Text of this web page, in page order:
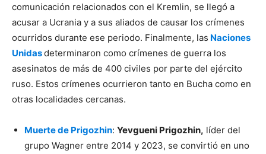
comunicación relacionados con el Kremlin, se llegó a
acusar a Ucrania y a sus aliados de causar los crímenes
ocurridos durante ese periodo. Finalmente, las Naciones
Unidasdeterminaron como crímenes de guerra los
asesinatos de más de 400 civiles por parte del ejército
ruso. Estos crímenes ocurrieron tanto en Bucha como en
otras localidades cercanas.
Muerte de Prigozhin: Yevgueni Prigozhin, líder del
grupo Wagner entre 2014 y 2023, se convirtió en uno